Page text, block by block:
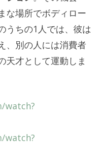
な場所でボディロー
うちの1人では、彼は
、別の人には消費者
天才として運動しま
watch?
watch?